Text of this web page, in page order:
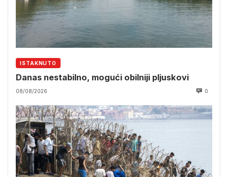
ISTAKNUTO
Danas nestabilno, mogući obilniji pljuskovi
08/08/2026 0